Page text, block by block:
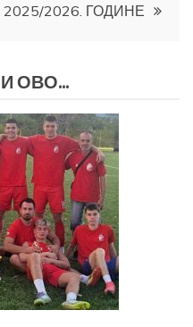
2025/2026. ГОДИНЕ
ОВО...